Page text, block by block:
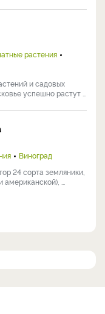
растения
и садовых
успешно растут ...
Виноград
24 сорта земляники,
...